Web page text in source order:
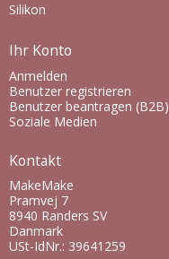
Silikon
Ihr Konto
Anmelden
Benutzer registrieren
Benutzer beantragen (B2B)
Soziale Medien
Kontakt
MakeMake
Pramvej 7
8940 Randers SV
Danmark
USt-IdNr.: 39641259